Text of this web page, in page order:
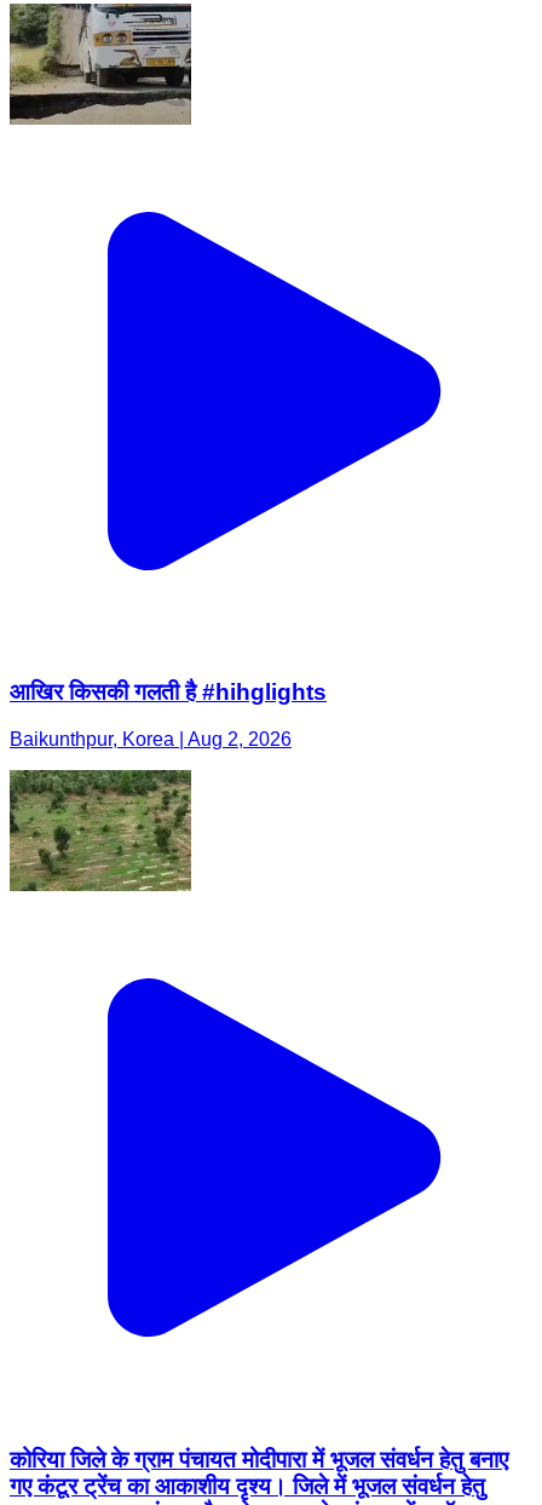
आखिर किसकी गलती है #hihglights
Baikunthpur, Korea | Aug 2, 2026
कोरिया जिले के ग्राम पंचायत मोदीपारा में भूजल संवर्धन हेतु बनाए
गए कंटूर ट्रेंच का आकाशीय दृश्य। जिले में भूजल संवर्धन हेतु